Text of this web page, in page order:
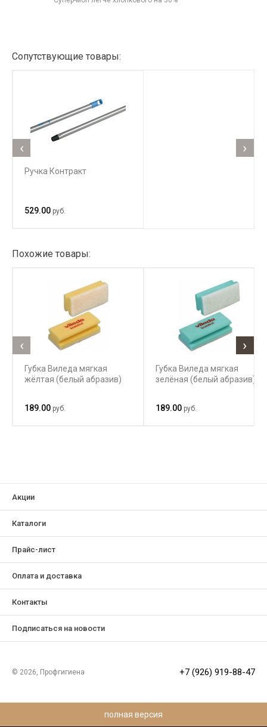
Сопутствующие товары:
Ручка Контракт
529.00 руб.
‹ ›
Похожие товары:
Губка Виледа мягкая
жёлтая (белый абразив)
189.00 руб.
Губка Виледа мягкая
зелёная (белый абразив)
189.00 руб.
‹ ›
Акции
Каталоги
Прайс-лист
Оплата и доставка
Контакты
Подписаться на новости
© 2026, Профгигиена +7 (926) 919-88-47
полная версия